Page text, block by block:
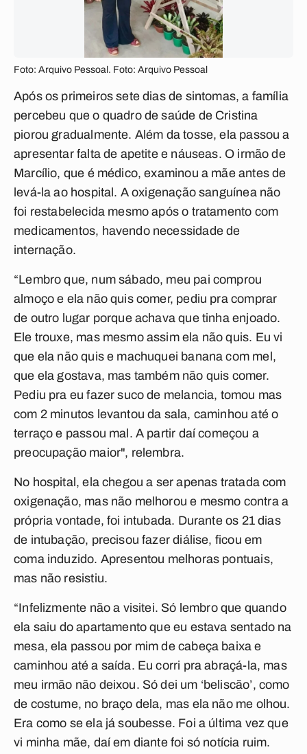
Foto: Arquivo Pessoal. Foto: Arquivo Pessoal
Após os primeiros sete dias de sintomas, a família
percebeu que o quadro de saúde de Cristina
piorou gradualmente. Além da tosse, ela passou a
apresentar falta de apetite e náuseas. O irmão de
Marcílio, que é médico, examinou a mãe antes de
levá-la ao hospital. A oxigenação sanguínea não
foi restabelecida mesmo após o tratamento com
medicamentos, havendo necessidade de
internação.
“Lembro que, num sábado, meu pai comprou
almoço e ela não quis comer, pediu pra comprar
de outro lugar porque achava que tinha enjoado.
Ele trouxe, mas mesmo assim ela não quis. Eu vi
que ela não quis e machuquei banana com mel,
que ela gostava, mas também não quis comer.
Pediu pra eu fazer suco de melancia, tomou mas
com 2 minutos levantou da sala, caminhou até o
terraço e passou mal. A partir daí começou a
preocupação maior", relembra.
No hospital, ela chegou a ser apenas tratada com
oxigenação, mas não melhorou e mesmo contra a
própria vontade, foi intubada. Durante os 21 dias
de intubação, precisou fazer diálise, ficou em
coma induzido. Apresentou melhoras pontuais,
mas não resistiu.
“Infelizmente não a visitei. Só lembro que quando
ela saiu do apartamento que eu estava sentado na
mesa, ela passou por mim de cabeça baixa e
caminhou até a saída. Eu corri pra abraçá-la, mas
meu irmão não deixou. Só dei um ‘beliscão’, como
de costume, no braço dela, mas ela não me olhou.
Era como se ela já soubesse. Foi a última vez que
vi minha mãe, daí em diante foi só notícia ruim.